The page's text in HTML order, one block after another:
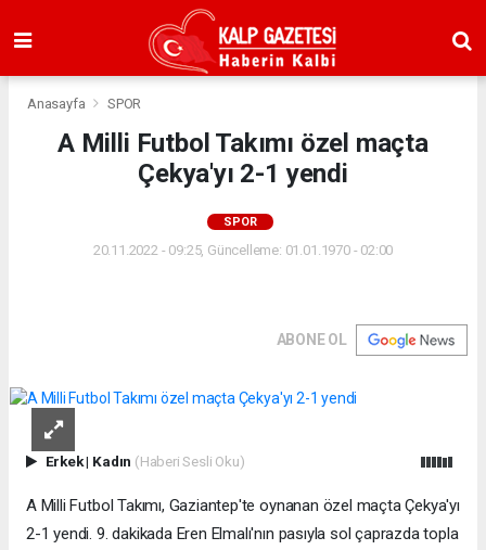
Anasayfa SPOR
A Milli Futbol Takımı özel maçta
Çekya'yı 2-1 yendi
SPOR
20.11.2022 - 09:25, Güncelleme: 01.01.1970 - 02:00
ABONE OL
Erkek| Kadın (Haberi Sesli Oku)
A Milli Futbol Takımı, Gaziantep'te oynanan özel maçta Çekya'yı
2-1 yendi. 9. dakikada Eren Elmalı'nın pasıyla sol çaprazda topla